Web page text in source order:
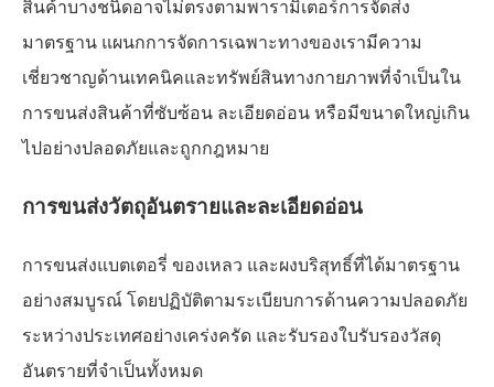
สินค้าบางชนิดอาจไม่ตรงตามพารามิเตอร์การจัดส่ง
มาตรฐาน แผนกการจัดการเฉพาะทางของเรามีความ
เชี่ยวชาญด้านเทคนิคและทรัพย์สินทางกายภาพที่จำเป็นใน
การขนส่งสินค้าที่ซับซ้อน ละเอียดอ่อน หรือมีขนาดใหญ่เกิน
ไปอย่างปลอดภัยและถูกกฎหมาย
การขนส่งวัตถุอันตรายและละเอียดอ่อน
การขนส่งแบตเตอรี่ ของเหลว และผงบริสุทธิ์ที่ได้มาตรฐาน
อย่างสมบูรณ์ โดยปฏิบัติตามระเบียบการด้านความปลอดภัย
ระหว่างประเทศอย่างเคร่งครัด และรับรองใบรับรองวัสดุ
อันตรายที่จำเป็นทั้งหมด